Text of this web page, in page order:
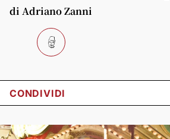
di Adriano Zanni
CONDIVIDI